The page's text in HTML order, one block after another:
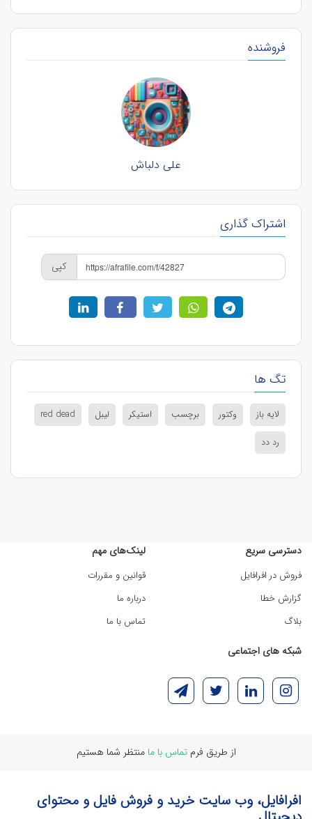
فروشنده
علی دلباش
اشتراک گذاری
کپی
تگ ها
لایه باز وکتور برچسب استیکر لیبل
red dead
رد دد
دسترسی سریع
فروش در افرافایل
گزارش خطا
بلاگ
لینک‌های مهم
قوانین و مقررات
درباره ما
تماس با ما
شبکه های اجتماعی
از طریق فرمتماس با ما منتظر شما هستیم
افرافایل، وب سایت خرید و فروش فایل و محتوای